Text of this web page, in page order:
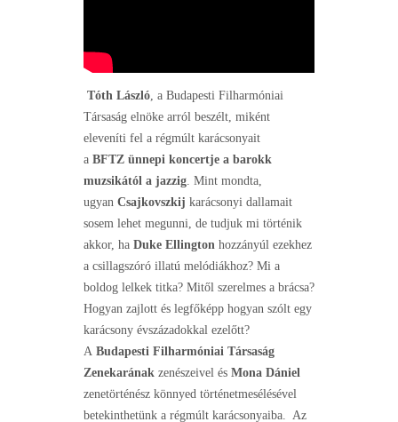
Tóth László , a Budapesti Filharmóniai
Társaság elnöke arról beszélt, miként
eleveníti fel a régmúlt karácsonyait
a BFTZ ünnepi koncertje a barokk
muzsikától a jazzig . Mint mondta,
ugyan Csajkovszkij karácsonyi dallamait
sosem lehet megunni, de tudjuk mi történik
akkor, ha Duke Ellington hozzányúl ezekhez
a csillagszóró illatú melódiákhoz? Mi a
boldog lelkek titka? Mitől szerelmes a brácsa?
Hogyan zajlott és legfőképp hogyan szólt egy
karácsony évszázadokkal ezelőtt?
A Budapesti Filharmóniai Társaság
Zenekarának zenészeivel és Mona Dániel
zenetörténész könnyed történetmesélésével
betekinthetünk a régmúlt karácsonyaiba. Az